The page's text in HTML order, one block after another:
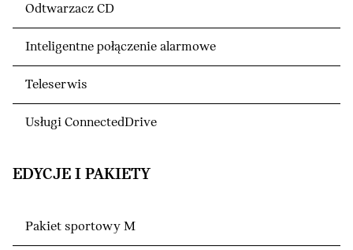
Odtwarzacz CD
Inteligentne połączenie alarmowe
Teleserwis
Usługi ConnectedDrive
EDYCJE I PAKIETY
Pakiet sportowy M